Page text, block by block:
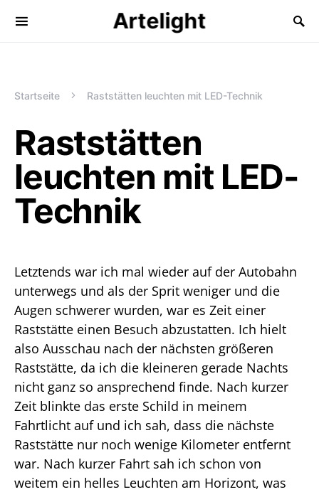
Artelight
Startseite Raststätten leuchten mit LED-Technik
Raststätten
leuchten mit LED-
Technik
Letztends war ich mal wieder auf der Autobahn
unterwegs und als der Sprit weniger und die
Augen schwerer wurden, war es Zeit einer
Raststätte einen Besuch abzustatten. Ich hielt
also Ausschau nach der nächsten größeren
Raststätte, da ich die kleineren gerade Nachts
nicht ganz so ansprechend finde. Nach kurzer
Zeit blinkte das erste Schild in meinem
Fahrtlicht auf und ich sah, dass die nächste
Raststätte nur noch wenige Kilometer entfernt
war. Nach kurzer Fahrt sah ich schon von
weitem ein helles Leuchten am Horizont, was